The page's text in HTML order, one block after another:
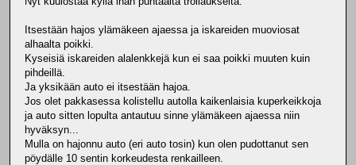
Itsestään hajos ylämäkeen ajaessa ja iskareiden muoviosat
alhaalta poikki.
Kyseisiä iskareiden alalenkkejä kun ei saa poikki muuten kuin
pihdeillä.
Ja yksikään auto ei itsestään hajoa.
Jos olet pakkasessa kolistellu autolla kaikenlaisia kuperkeikkoja
ja auto sitten lopulta antautuu sinne ylämäkeen ajaessa niin
hyväksyn...
Mulla on hajonnu auto (eri auto tosin) kun olen pudottanut sen
pöydälle 10 sentin korkeudesta renkailleen.